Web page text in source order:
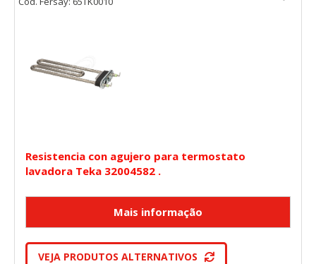
Resistencia con agujero para termostato
lavadora Teka 32004582 .
VEJA PRODUTOS ALTERNATIVOS